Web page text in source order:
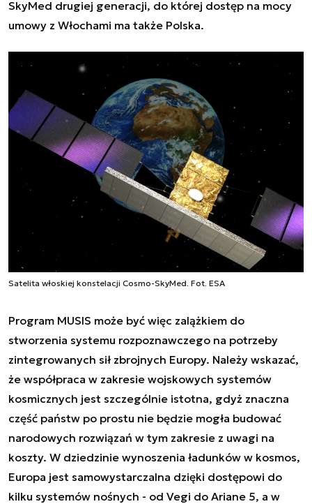
SkyMed drugiej generacji, do której dostęp na mocy
umowy z Włochami ma także Polska.
Satelita włoskiej konstelacji Cosmo-SkyMed. Fot. ESA
Program MUSIS może być więc zalążkiem do
stworzenia systemu rozpoznawczego na potrzeby
zintegrowanych sił zbrojnych Europy. Należy wskazać,
że współpraca w zakresie wojskowych systemów
kosmicznych jest szczególnie istotna, gdyż znaczna
część państw po prostu nie będzie mogła budować
narodowych rozwiązań w tym zakresie z uwagi na
koszty. W dziedzinie wynoszenia ładunków w kosmos,
Europa jest samowystarczalna dzięki dostępowi do
kilku systemów nośnych - od Vegi do Ariane 5, a w